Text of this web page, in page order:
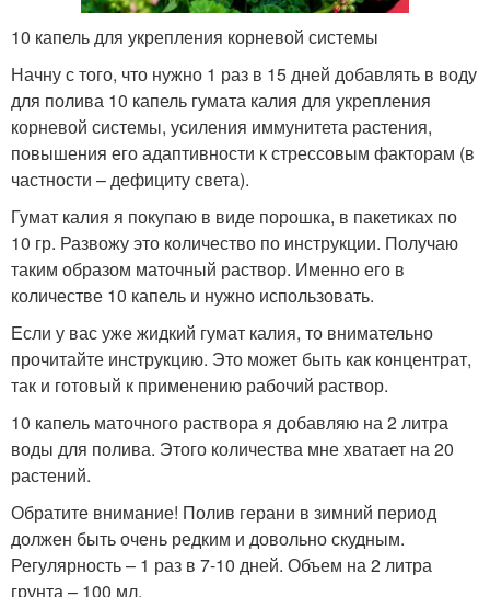
10 капель для укрепления корневой системы
Начну с того, что нужно 1 раз в 15 дней добавлять в воду
для полива 10 капель гумата калия для укрепления
корневой системы, усиления иммунитета растения,
повышения его адаптивности к стрессовым факторам (в
частности – дефициту света).
Гумат калия я покупаю в виде порошка, в пакетиках по
10 гр. Развожу это количество по инструкции. Получаю
таким образом маточный раствор. Именно его в
количестве 10 капель и нужно использовать.
Если у вас уже жидкий гумат калия, то внимательно
прочитайте инструкцию. Это может быть как концентрат,
так и готовый к применению рабочий раствор.
10 капель маточного раствора я добавляю на 2 литра
воды для полива. Этого количества мне хватает на 20
растений.
Обратите внимание! Полив герани в зимний период
должен быть очень редким и довольно скудным.
Регулярность – 1 раз в 7-10 дней. Объем на 2 литра
грунта – 100 мл.